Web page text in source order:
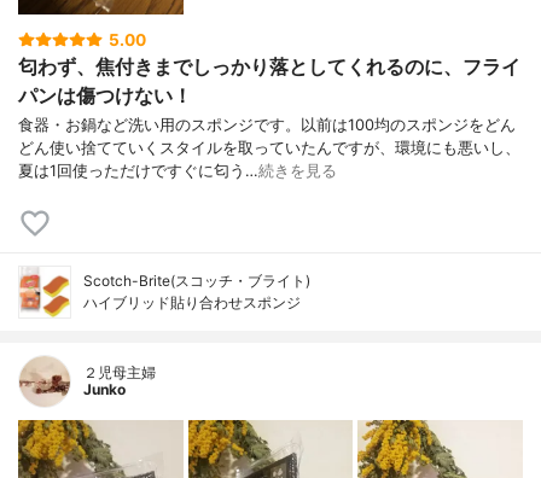
5.00
匂わず、焦付きまでしっかり落としてくれるのに、フライ
パンは傷つけない！
食器・お鍋など洗い用のスポンジです。以前は100均のスポンジをどん
どん使い捨てていくスタイルを取っていたんですが、環境にも悪いし、
夏は1回使っただけですぐに匂う…続きを見る
Scotch-Brite(スコッチ・ブライト)
ハイブリッド貼り合わせスポンジ
２児母主婦
Junko